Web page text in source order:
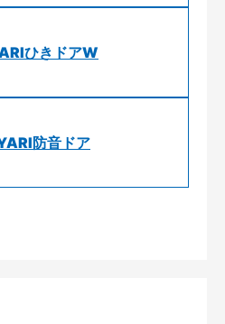
ひきドアW
防音ドア